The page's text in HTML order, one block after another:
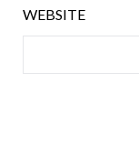
WEBSITE